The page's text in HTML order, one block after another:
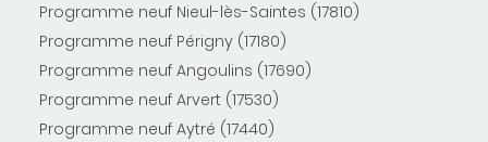
Programme neuf Nieul-lès-Saintes (17810)
Programme neuf Périgny (17180)
Programme neuf Angoulins (17690)
Programme neuf Arvert (17530)
Programme neuf Aytré (17440)